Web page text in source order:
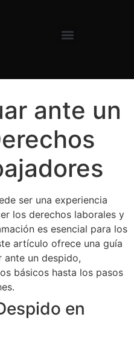
ante un
ser una experiencia
los derechos laborales y
es esencial para los
artículo ofrece una guía
un despido,
básicos hasta los pasos
en